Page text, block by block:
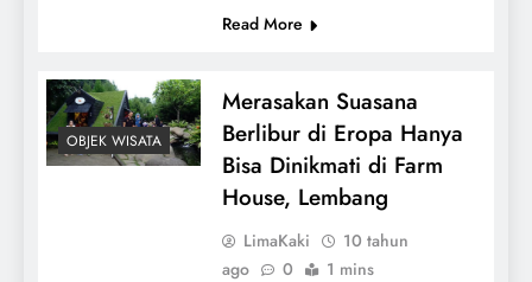
Read More
OBJEK WISATA
Merasakan Suasana
Berlibur di Eropa Hanya
Bisa Dinikmati di Farm
House, Lembang
LimaKaki
10 tahun
ago
0 1 mins